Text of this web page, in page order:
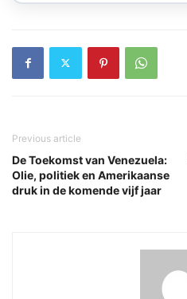
Previous article
De Toekomst van Venezuela:
Olie, politiek en Amerikaanse
druk in de komende vijf jaar